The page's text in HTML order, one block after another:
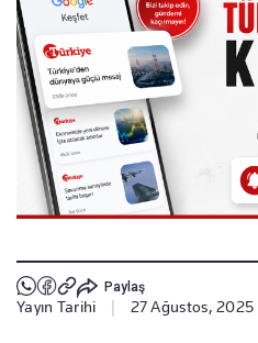
Paylaş
Yayın Tarihi 27 Ağustos, 2025